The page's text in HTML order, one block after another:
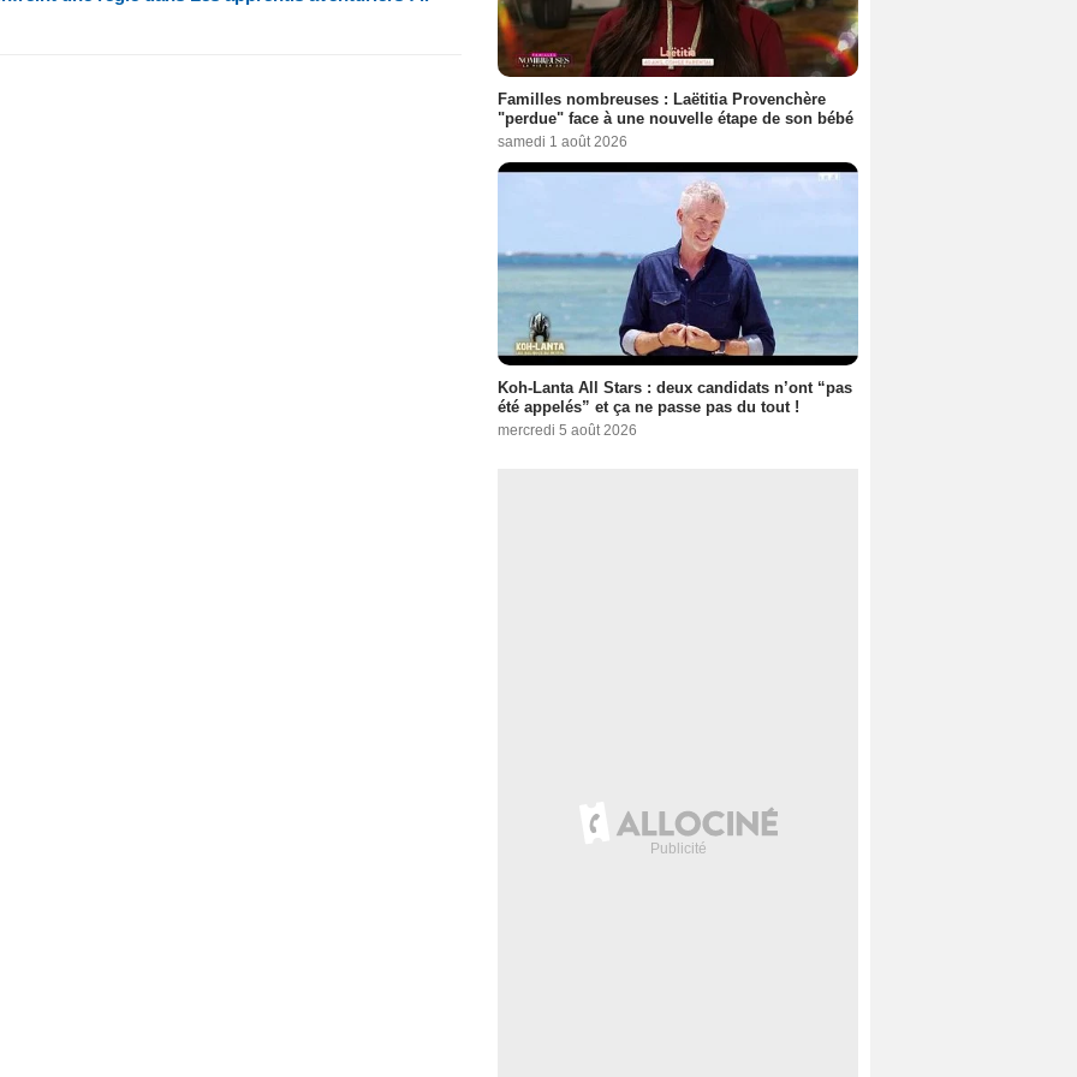
Familles nombreuses : Laëtitia Provenchère
"perdue" face à une nouvelle étape de son bébé
samedi 1 août 2026
Koh-Lanta All Stars : deux candidats n’ont “pas
été appelés” et ça ne passe pas du tout !
mercredi 5 août 2026